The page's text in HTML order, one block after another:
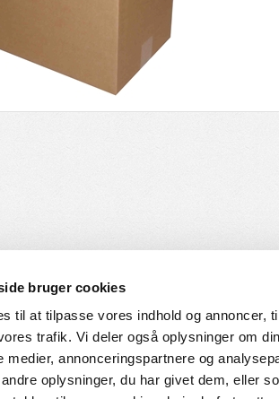
bruger cookies
til at tilpasse vores indhold og annoncer,
trafik. Vi deler også oplysninger om
medier, annonceringspartnere og
oplysninger, du har givet dem, eller
KUNDESERVICE
Handelsbetingelser